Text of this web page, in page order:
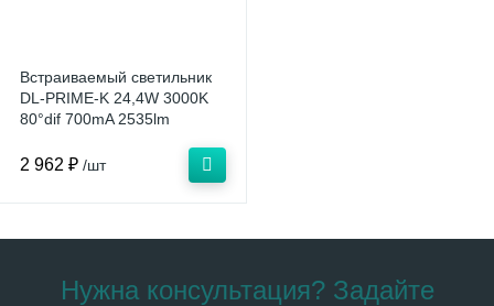
Встраиваемый светильник
DL-PRIME-K 24,4W 3000K
80°dif 700mA 2535lm
драйвера Vossloh Schwabe
2 962 ₽ /шт
Нужна консультация? Задайте